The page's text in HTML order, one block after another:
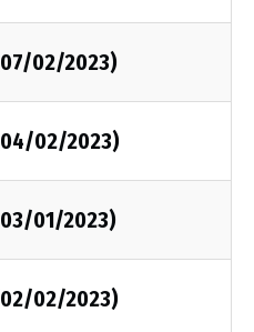
02/2023)
02/2023)
01/2023)
02/2023)